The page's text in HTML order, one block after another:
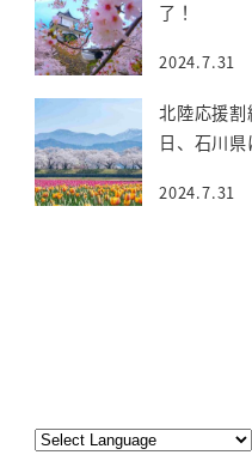
了！
2024.7.31
北陸応援
日、石川
2024.7.31